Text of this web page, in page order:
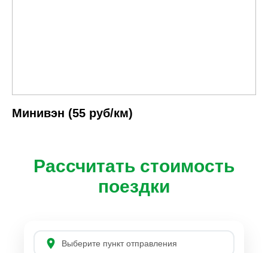
Минивэн (55 руб/км)
Рассчитать стоимость
поездки